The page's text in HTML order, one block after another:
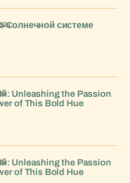
Солнечной системе
Unleashing the Passion
of This Bold Hue
Unleashing the Passion
of This Bold Hue